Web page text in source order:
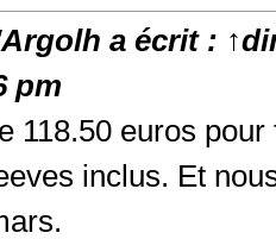
a écrit : ↑
pm
118.50 euros
inclus. Et